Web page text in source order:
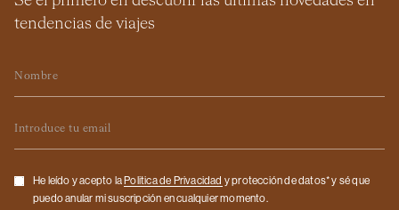
tendencias de viajes
Checkbox
He leído y acepto la Politica de Privacidad y protección de datos* y sé que
puedo anular mi suscripción en cualquier momento.